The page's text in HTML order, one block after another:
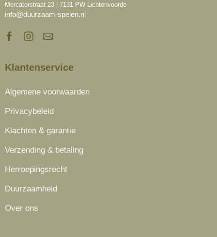
Mercatorstraat 23 | 7131 PW Lichtenvoorde
info@duurzaam-spelen.nl
Klantenservice
Algemene voorwaarden
Privacybeleid
Klachten & garantie
Verzending & betaling
Herroepingsrecht
Duurzaamheid
Over ons